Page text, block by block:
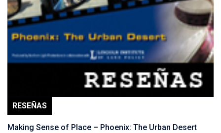
RESEÑAS
Making Sense of Place – Phoenix: The Urban Desert